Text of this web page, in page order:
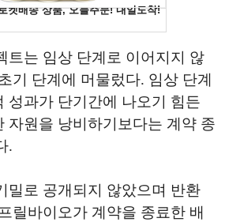
트는 임상 단계로 이어지지 않
기 단계에 머물렀다. 임상 단계
성과가 단기간에 나오기 힘든
자원을 낭비하기보다는 계약 종
.
밀로 공개되지 않았으며 반환
릴바이오가 계약을 종료한 배